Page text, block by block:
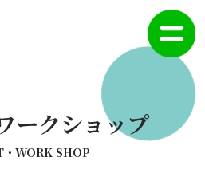
ークショップ
WORK SHOP